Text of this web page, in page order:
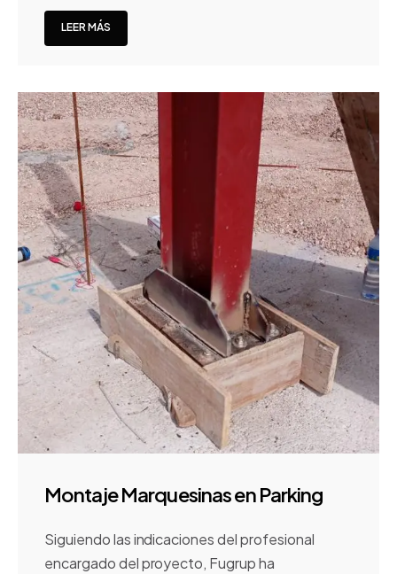
LEER MÁS
Montaje Marquesinas en Parking
Siguiendo las indicaciones del profesional
encargado del proyecto, Fugrup ha